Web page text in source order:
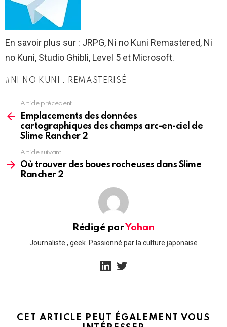
En savoir plus sur : JRPG, Ni no Kuni Remastered, Ni
no Kuni, Studio Ghibli, Level 5 et Microsoft.
NI NO KUNI : REMASTERISÉ
more
Article précédent
Emplacements des données
cartographiques des champs arc-en-ciel de
Slime Rancher 2
Article suivant
Où trouver des boues rocheuses dans Slime
Rancher 2
Rédigé parYohan
Journaliste , geek. Passionné par la culture japonaise
linkedin
CET ARTICLE PEUT ÉGALEMENT VOUS